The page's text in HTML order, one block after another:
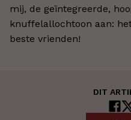
mij, de geïntegreerde,
knuffelallochtoon aan:
beste vrienden!
DIT